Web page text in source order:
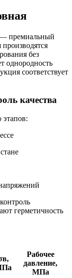
премиальный
без
однородность
соответствует
качества
этапов:
герметичность
Рабочее
давление,
МПа